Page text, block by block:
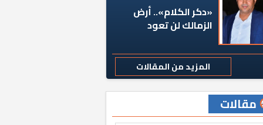
«دكر الكلام».. أرض
الزمالك لن تعود
المزيد من المقالات
مقالات